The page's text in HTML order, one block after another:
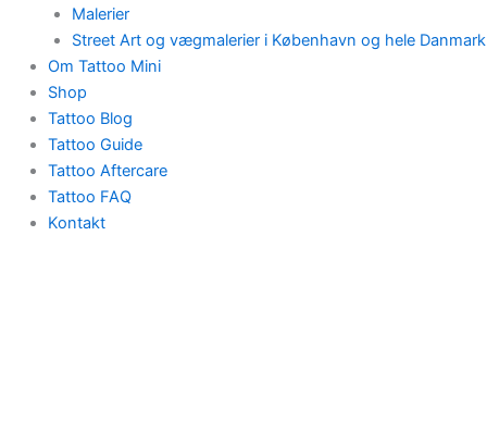
Malerier
Street Art og vægmalerier i København og hele Danmark
Om Tattoo Mini
Shop
Tattoo Blog
Tattoo Guide
Tattoo Aftercare
Tattoo FAQ
Kontakt